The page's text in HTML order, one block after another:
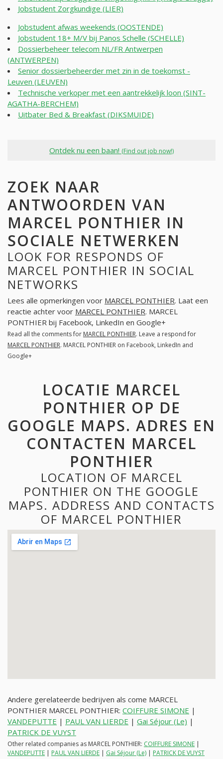
Jobstudent Zorgkundige (LIER)
Jobstudent afwas weekends (OOSTENDE)
Jobstudent 18+ M/V bij Panos Schelle (SCHELLE)
Dossierbeheer telecom NL/FR Antwerpen
(ANTWERPEN)
Senior dossierbeheerder met zin in de toekomst -
Leuven (LEUVEN)
Technische verkoper met een aantrekkelijk loon (SINT-
AGATHA-BERCHEM)
Uitbater Bed & Breakfast (DIKSMUIDE)
Ontdek nu een baan! (Find out job now!)
ZOEK NAAR
ANTWOORDEN VAN
MARCEL PONTHIER IN
SOCIALE NETWERKEN
LOOK FOR RESPONDS OF
MARCEL PONTHIER IN SOCIAL
NETWORKS
Lees alle opmerkingen voor MARCEL PONTHIER. Laat een
reactie achter voor MARCEL PONTHIER. MARCEL
PONTHIER bij Facebook, LinkedIn en Google+
Read all the comments for MARCEL PONTHIER. Leave a respond for
MARCEL PONTHIER. MARCEL PONTHIER on Facebook, LinkedIn and
Google+
LOCATIE MARCEL
PONTHIER OP DE
GOOGLE MAPS. ADRES EN
CONTACTEN MARCEL
PONTHIER
LOCATION OF MARCEL
PONTHIER ON THE GOOGLE
MAPS. ADDRESS AND CONTACTS
OF MARCEL PONTHIER
Andere gerelateerde bedrijven als come MARCEL
PONTHIER MARCEL PONTHIER: COIFFURE SIMONE |
VANDEPUTTE | PAUL VAN LIERDE | Gai Séjour (Le) |
PATRICK DE VUYST
Other related companies as MARCEL PONTHIER: COIFFURE SIMONE |
VANDEPUTTE | PAUL VAN LIERDE | Gai Séjour (Le) | PATRICK DE VUYST